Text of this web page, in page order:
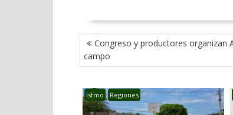
NAVEGACIÓN
DE
ENTRADAS
Congreso y productores organizan
campo
Istmo Regiones